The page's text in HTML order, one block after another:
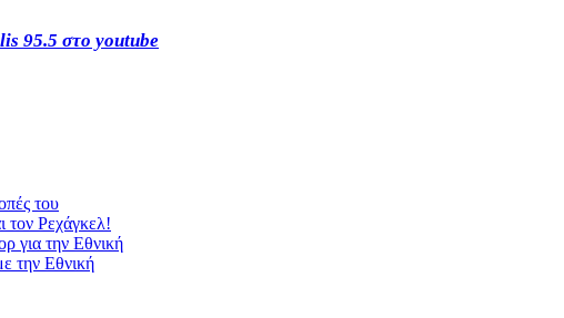
95.5 στο youtube
του
τον Ρεχάγκελ!
για την Εθνική
την Εθνική